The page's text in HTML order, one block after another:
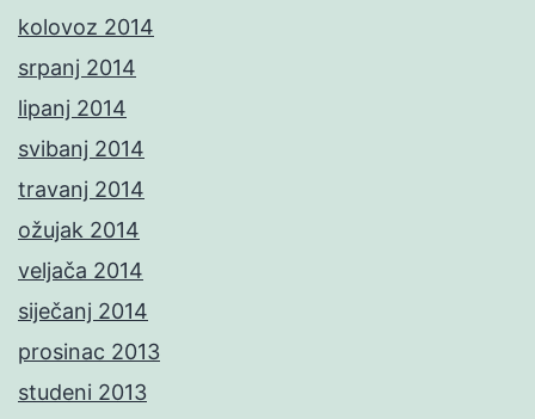
kolovoz 2014
srpanj 2014
lipanj 2014
svibanj 2014
travanj 2014
ožujak 2014
veljača 2014
siječanj 2014
prosinac 2013
studeni 2013